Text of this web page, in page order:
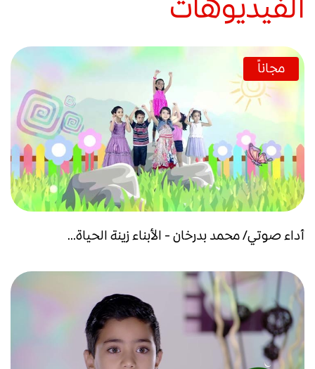
الفيديوهات
أداء صوتي/ محمد بدرخان - الأبناء زينة الحياة...
مجاناً